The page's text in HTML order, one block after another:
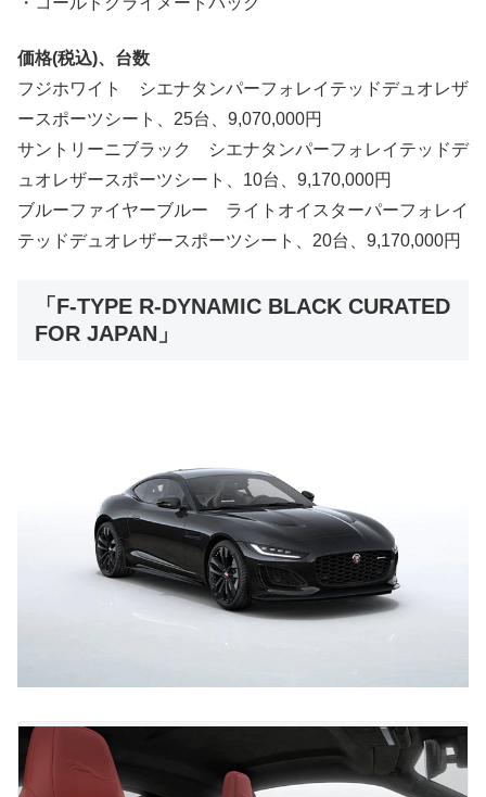
価格(税込)、台数
フジホワイト シエナタンパーフォレイテッドデュオレザ
ースポーツシート、25台、9,070,000円
サントリーニブラック シエナタンパーフォレイテッドデ
ュオレザースポーツシート、10台、9,170,000円
ブルーファイヤーブルー ライトオイスターパーフォレイ
テッドデュオレザースポーツシート、20台、9,170,000円
「F-TYPE R-DYNAMIC BLACK CURATED
FOR JAPAN」